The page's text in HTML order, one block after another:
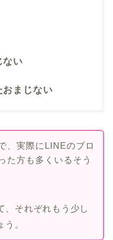
ない
まじない
、実際にLINEのブロ
た方も多くいるそう
それぞれもう少し
。